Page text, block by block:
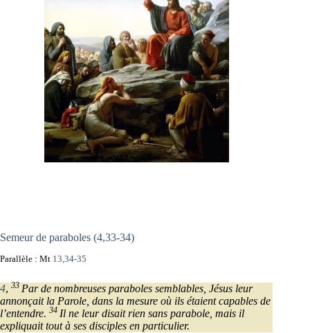
Semeur de paraboles (4,33-34)
Parallèle : Mt 13,34-35
4, 33Par de nombreuses paraboles semblables, Jésus leur
annonçait la Parole, dans la mesure où ils étaient capables de
l’entendre. 34 Il ne leur disait rien sans parabole, mais il
expliquait tout à ses disciples en particulier.